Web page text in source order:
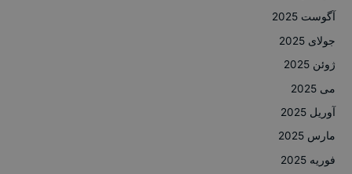
آگوست 2025
جولای 2025
ژوئن 2025
می 2025
آوریل 2025
مارس 2025
فوریه 2025